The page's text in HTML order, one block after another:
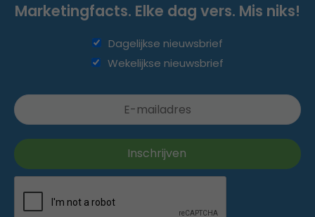
Marketingfacts. Elke dag vers. Mis niks!
Dagelijkse nieuwsbrief
Wekelijkse nieuwsbrief